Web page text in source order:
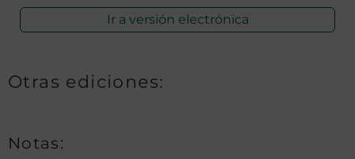
Ir a versión electrónica
Otras ediciones:
Notas: